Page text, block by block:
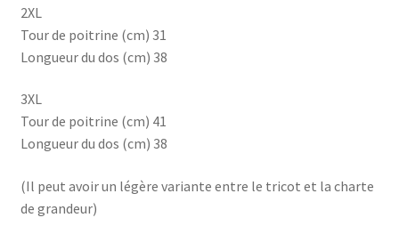
2XL
Tour de poitrine (cm) 31
Longueur du dos (cm) 38
3XL
Tour de poitrine (cm) 41
Longueur du dos (cm) 38
(Il peut avoir un légère variante entre le tricot et la charte
de grandeur)